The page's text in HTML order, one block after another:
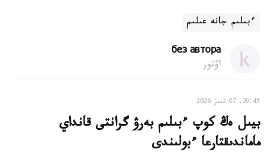
ءبىلىم جانە عىلىم
без автора
اۆتور
20:45, 07 تامىز 2026
بيىل ەڭ كوپ ءبىلىم بەرۋ گرانتى قانداي
ماماندىقتارعا ءبولىندى